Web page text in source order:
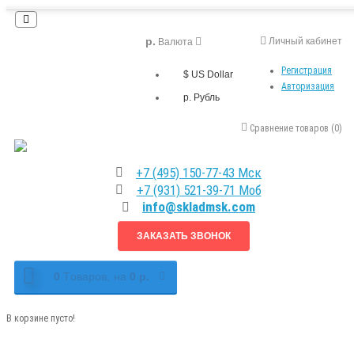
Личный кабинет
Регистрация
Авторизация
р. Валюта
$ US Dollar
р. Рубль
Сравнение товаров (0)
+7 (495) 150-77-43 Мск
+7 (931) 521-39-71 Моб
info@skladmsk.com
ЗАКАЗАТЬ ЗВОНОК
0 Tоваров, на 0 р.
В корзине пусто!